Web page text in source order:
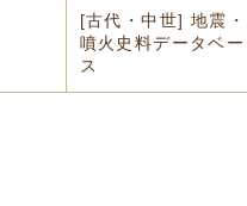
[古代・中世] 地震・
噴火史料データベー
ス